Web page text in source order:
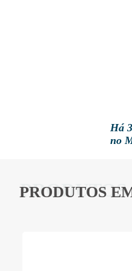
Há
no
PRODUTOS